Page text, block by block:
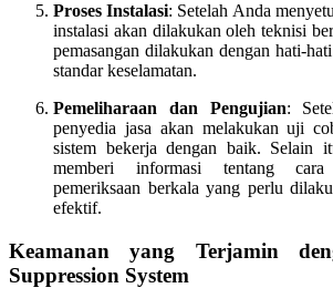
Proses Instalasi: Setelah Anda
instalasi akan dilakukan oleh teknisi
pemasangan dilakukan dengan hati-
standar keselamatan.
Pemeliharaan dan Pengujian:
penyedia jasa akan melakukan uji
sistem bekerja dengan baik. Selain
memberi informasi tentang cara
pemeriksaan berkala yang perlu
efektif.
Keamanan yang Terjamin
Suppression System